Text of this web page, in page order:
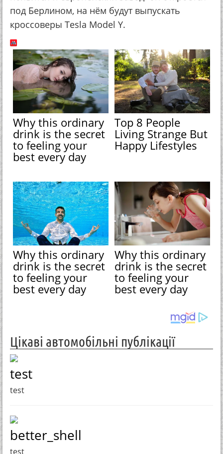
под Берлином, на нём будут выпускать
кроссоверы Tesla Model Y.
Why this ordinary
drink is the secret
to feeling your
best every day
Top 8 People
Living Strange But
Happy Lifestyles
Why this ordinary
drink is the secret
to feeling your
best every day
Why this ordinary
drink is the secret
to feeling your
best every day
Цікаві автомобільні публікації
test
test
better_shell
test